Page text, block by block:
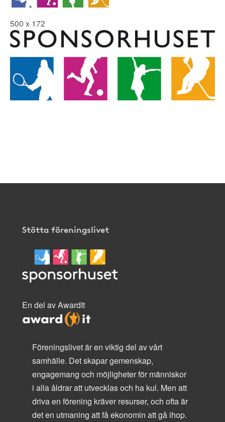
500 x 172
Stötta föreningslivet
En del av AwardIt
Föreningslivet är en viktig del av vårt
samhälle. Det skapar gemenskap,
engagemang och möjligheter för människor
i alla åldrar att utvecklas och ha kul. Men att
driva en förening kräver resurser, och ofta är
det en utmaning att få ekonomin att gå ihop.